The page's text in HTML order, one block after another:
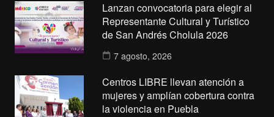
Lanzan convocatoria para elegir al
Representante Cultural y Turístico
de San Andrés Cholula 2026
7 agosto, 2026
Centros LIBRE llevan atención a
mujeres y amplían cobertura contra
la violencia en Puebla